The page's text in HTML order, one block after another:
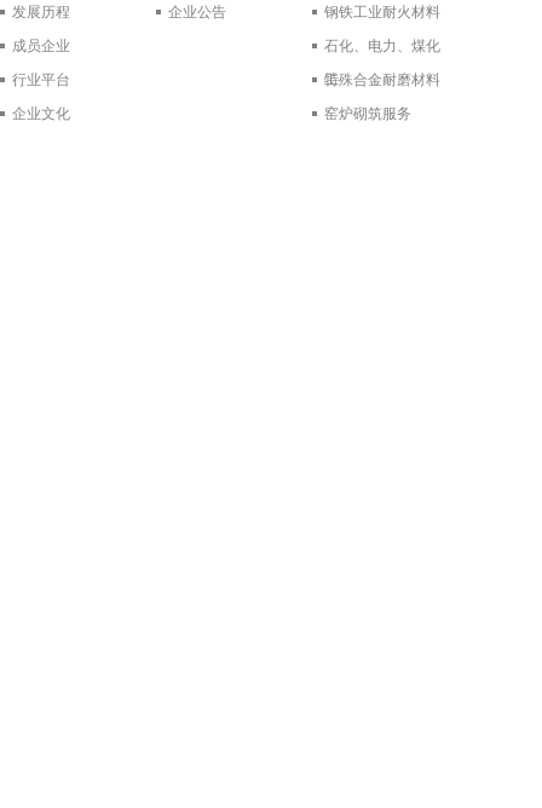
发展历程
成员企业
行业平台
企业文化
企业公告
钢铁工业耐火材料
石化、电力、煤化
工
特殊合金耐磨材料
窑炉砌筑服务